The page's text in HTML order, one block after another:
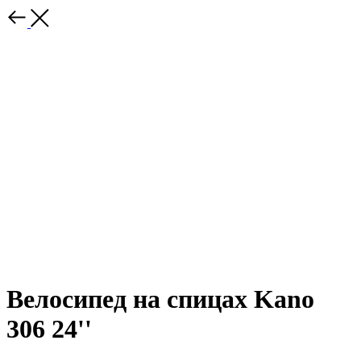
Велосипед на спицах Kano
306 24''